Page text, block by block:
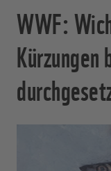
WWF: